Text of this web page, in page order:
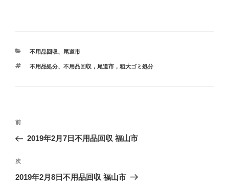
カ
ゴ
不用品回収、 尾道市
タ
不用品処分、 不用品回収，尾道市，粗大ゴミ処分
投
ナ
ビ
ゲ
前
の
稿
前
2019年2月7日不用品回収 福山市
次
の
次
2019年2月8日不用品回収 福山市